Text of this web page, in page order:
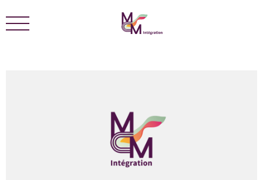
Nous sommes certifiés ÉCOLEADERS -
certificat